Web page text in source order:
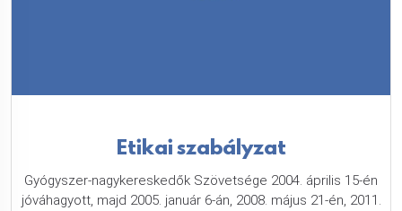
Etikai szabályzat
Gyógyszer-nagykereskedők Szövetsége 2004. április 15-én
jóváhagyott, majd 2005. január 6-án, 2008. május 21-én, 2011.